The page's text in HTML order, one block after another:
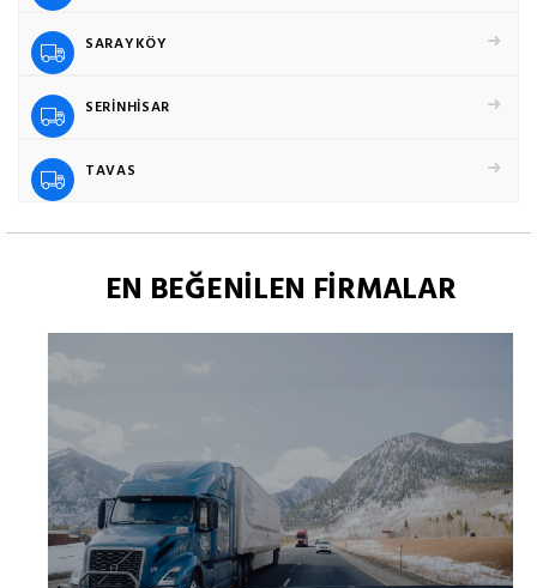
SARAYKÖY
SERİNHİSAR
TAVAS
EN BEĞENİLEN FİRMALAR